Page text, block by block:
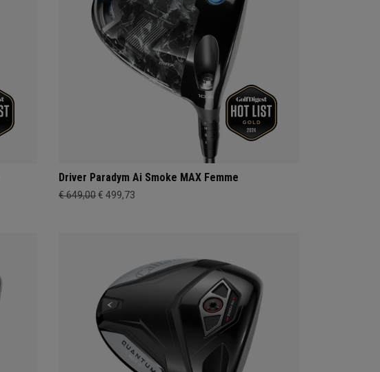
Driver Paradym Ai Smoke MAX Femme
€ 649,00€ 499,73